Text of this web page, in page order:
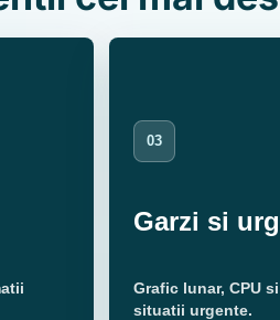
03
Garzi si
Grafic lunar, CPU
situatii urgente.